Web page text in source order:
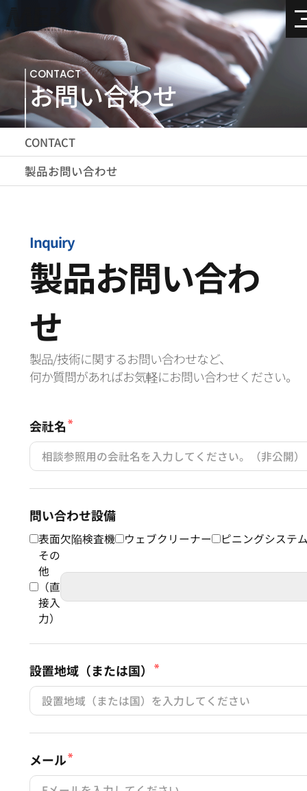
CONTACT
お問い合わせ
CONTACT
製品お問い合わせ
Inquiry
製品お問い合わ
せ
製品/技術に関するお問い合わせなど、
何か質問があればお気軽にお問い合わせください。
会社名
問い合わせ設備
表面欠陥検査機 ウェブクリーナー
ピニングシステ
その
他
（直
接入
力）
設置地域（または国）
メール